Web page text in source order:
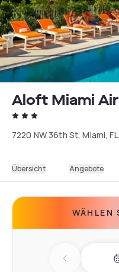
Aloft Miami
7220 NW 36th St, Miami,
Übersicht Angebote
WÄHLEN
Previous